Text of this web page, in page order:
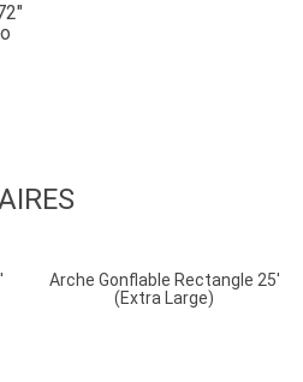
Arche Gonflable Rectangle 25′
(extra Large)